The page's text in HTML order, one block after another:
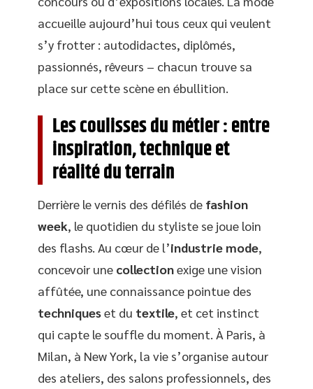
accueille aujourd’hui tous ceux qui veulent
s’y frotter : autodidactes, diplômés,
passionnés, rêveurs – chacun trouve sa
place sur cette scène en ébullition.
Les coulisses du métier : entre
inspiration, technique et
réalité du terrain
Derrière le vernis des défilés de fashion
week, le quotidien du styliste se joue loin
des flashs. Au cœur de l’industrie mode,
concevoir une collectionexige une vision
affûtée, une connaissance pointue des
techniqueset du textile, et cet instinct
qui capte le souffle du moment. À Paris, à
Milan, à New York, la vie s’organise autour
des ateliers, des salons professionnels, des